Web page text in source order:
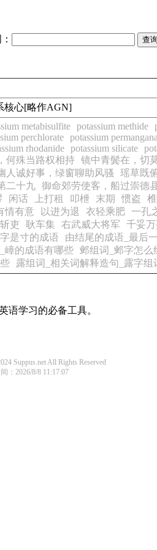
核心[略作AGN]
metabisulfite potassium methide
perchlorate potassium
rhodanide potassium silicate
何殊当路权相持 镜中青鬓在，切
人诚好事，绿窗聊助风骚 瑶草既
二十九 御命郊劳使客，船过崇德
闲话 上打租 叩枻 末期 惯盗
情有意 以进为退 衣轻乘肥 一孔
吏 耿车集 右武威大将军 千妥
是寸的成语
由结尾的成语_最后
嶂的成语有哪些 邺组词_邺字怎么
露组词_相关词解释造句_露字组
语学习的必备工具。
Suppus.net All Rights Reserved
：2026/8/8 11:17:07